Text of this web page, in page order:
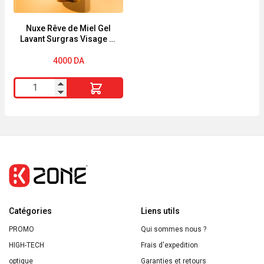
So'bio
éticNuxe Rêve de Miel Gel
Lavant Surgras Visage et
4000 DA
quantité
de
Miel
Gel
Surgras
Visage
et
Corps
Catégories
PROMO
HIGH-TECH
optique
Liens utils
Qui sommes nous ?
Frais d'expedition
Garanties et retours